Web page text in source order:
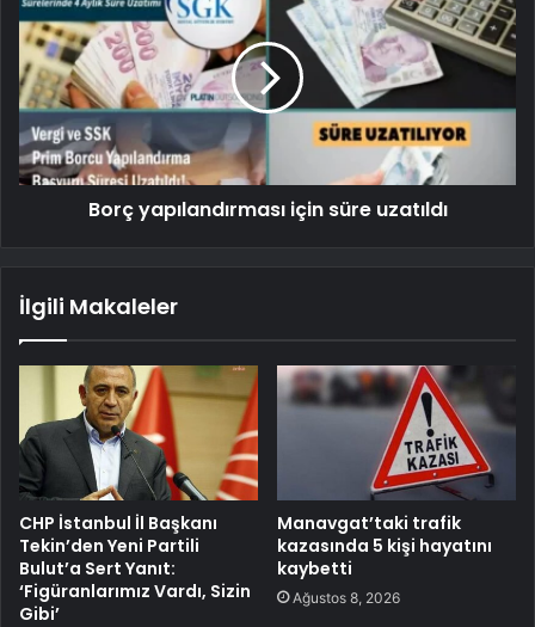
Borç yapılandırması için süre uzatıldı
İlgili Makaleler
CHP İstanbul İl Başkanı
Tekin’den Yeni Partili
Bulut’a Sert Yanıt:
‘Figüranlarımız Vardı, Sizin
Gibi’
Manavgat’taki trafik
kazasında 5 kişi hayatını
kaybetti
Ağustos 8, 2026